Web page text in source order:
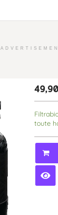
49,90
toute